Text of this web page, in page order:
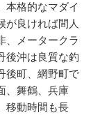
本格的なマダイ
が良ければ間人
、メータークラ
後沖は良質な釣
後町、網野町で
、舞鶴、兵庫
移動時間も長